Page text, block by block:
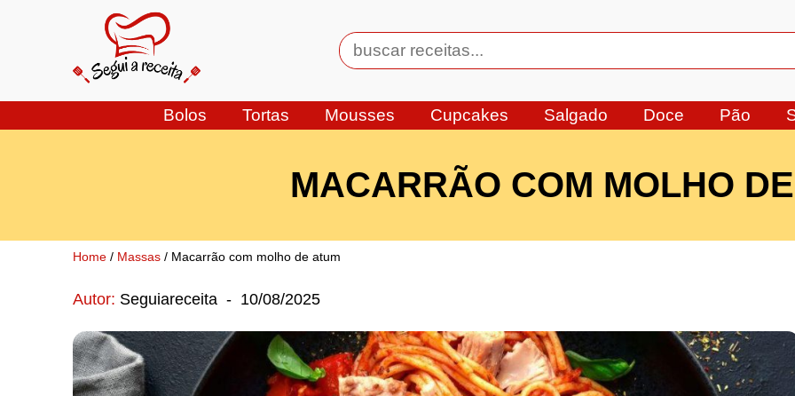
Bolos Tortas Mousses Cupcakes Salgado Doce Pão
MACARRÃO COM MOLHO
Home / Massas / Macarrão com molho de atum
Autor: Seguiareceita - 10/08/2025